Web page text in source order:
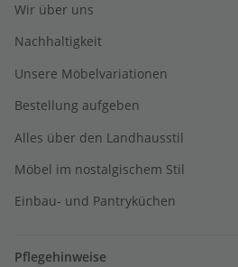
Wir über uns
Nachhaltigkeit
Unsere Möbelvariationen
Bestellung aufgeben
Alles über den Landhausstil
Möbel im nostalgischem Stil
Einbau- und Pantryküchen
Pflegehinweise